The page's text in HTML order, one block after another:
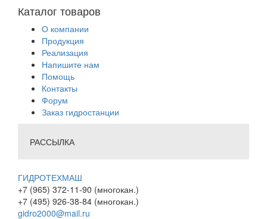
Каталог товаров
О компании
Продукция
Реализация
Напишите нам
Помощь
Контакты
Форум
Заказ гидростанции
РАССЫЛКА
ГИДРОТЕХМАШ
+7 (965) 372-11-90 (многокан.)
+7 (495) 926-38-84 (многокан.)
gidro2000@mail.ru